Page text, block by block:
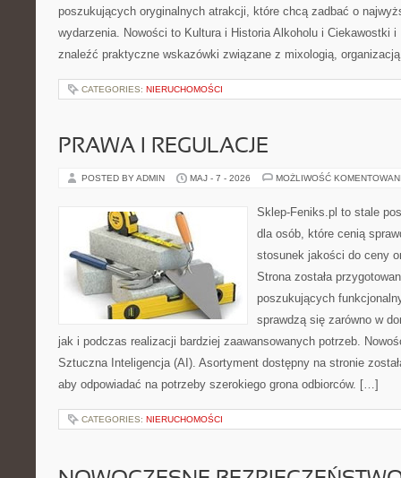
poszukujących oryginalnych atrakcji, które chcą zadbać o
wydarzenia. Nowości to Kultura i Historia Alkoholu i Ciekawostki
znaleźć praktyczne wskazówki związane z mixologią,
CATEGORIES: NIERUCHOMOŚCI
PRAWA I REGULACJE
POSTED BY ADMIN MAJ - 7 - 2026 MOŻLIWOŚĆ
Sklep-Feniks.pl to stale
dla osób, które cenią
stosunek jakości do ceny
Strona została
poszukujących
sprawdzą się zarówno w
jak i podczas realizacji bardziej zaawansowanych potrzeb.
Sztuczna Inteligencja (AI). Asortyment dostępny na stronie
aby odpowiadać na potrzeby szerokiego grona odbiorców. […]
CATEGORIES: NIERUCHOMOŚCI